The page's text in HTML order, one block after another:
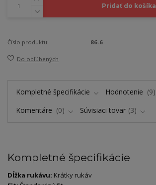
Pridať do košíka
Číslo produktu: 86-6
Do obľúbených
Kompletné špecifikácie Hodnotenie
9
Komentáre
0 Súvisiaci tovar 3
Kompletné špecifikácie
Dĺžka rukávu: Krátky rukáv